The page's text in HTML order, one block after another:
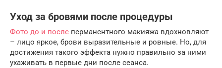
Уход за бровями после процедуры
Фото до и после перманентного макияжа вдохновляют
– лицо яркое, брови выразительные и ровные. Но, для
достижения такого эффекта нужно правильно за ними
ухаживать в первые дни после сеанса.